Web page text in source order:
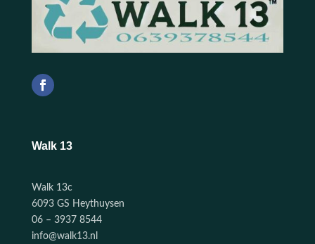
Walk 13
Walk 13c
6093 GS Heythuysen
06 – 3937 8544
info@walk13.nl